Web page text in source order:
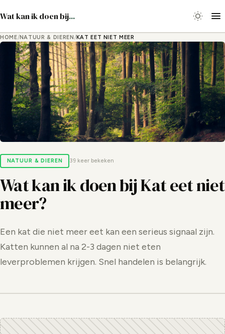
Wat kan ik doen bij...
HOME/NATUUR & DIEREN /KAT EET NIET MEER
NATUUR & DIEREN 39 keer bekeken
Wat kan ik doen bij Kat eet niet
meer?
Een kat die niet meer eet kan een serieus signaal zijn.
Katten kunnen al na 2-3 dagen niet eten
leverproblemen krijgen. Snel handelen is belangrijk.